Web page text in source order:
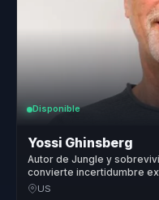
Disponible
Yossi Ghinsberg
Autor de Jungle y
convierte incertidumbre
para equipos.
US